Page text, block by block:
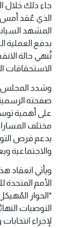
جاء ذلك خلال
الذي عُقد
المشهد
بدفع العملية
تُنهي حالة
الاستحقاقات
وشدد المجلس،
صفحته
على أهمية
مختلف
يدعم فرص
والاجتماعية
ويأتي انعقاد
الأمم المتحدة
"الحوار
التوصيات
لإجراء